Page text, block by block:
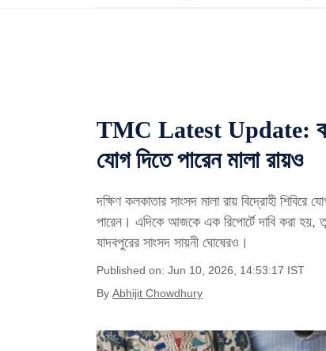
TMC Latest Update:
যোগ দিতে পারেন মালা রায়ও
দক্ষিণ কলকাতার সাংসদ মালা রায় বিদ্রোহী
পারেন। এদিকে আজকে এক রিপোর্টে দাবি করা
যাদবপুরের সাংসদ সায়নী ঘোষেরও।
Published on: Jun 10, 2026, 14:53:17 IST
By Abhijit Chowdhury